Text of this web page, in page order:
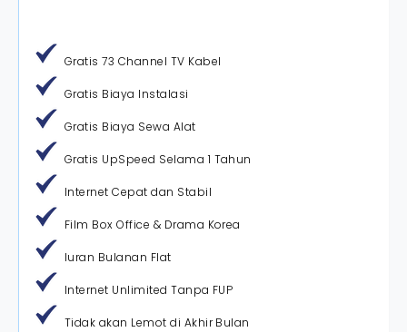
Gratis 73 Channel TV Kabel
Gratis Biaya Instalasi
Gratis Biaya Sewa Alat
Gratis UpSpeed Selama 1 Tahun
Internet Cepat dan Stabil
Film Box Office & Drama Korea
Iuran Bulanan Flat
Internet Unlimited Tanpa FUP
Tidak akan Lemot di Akhir Bulan